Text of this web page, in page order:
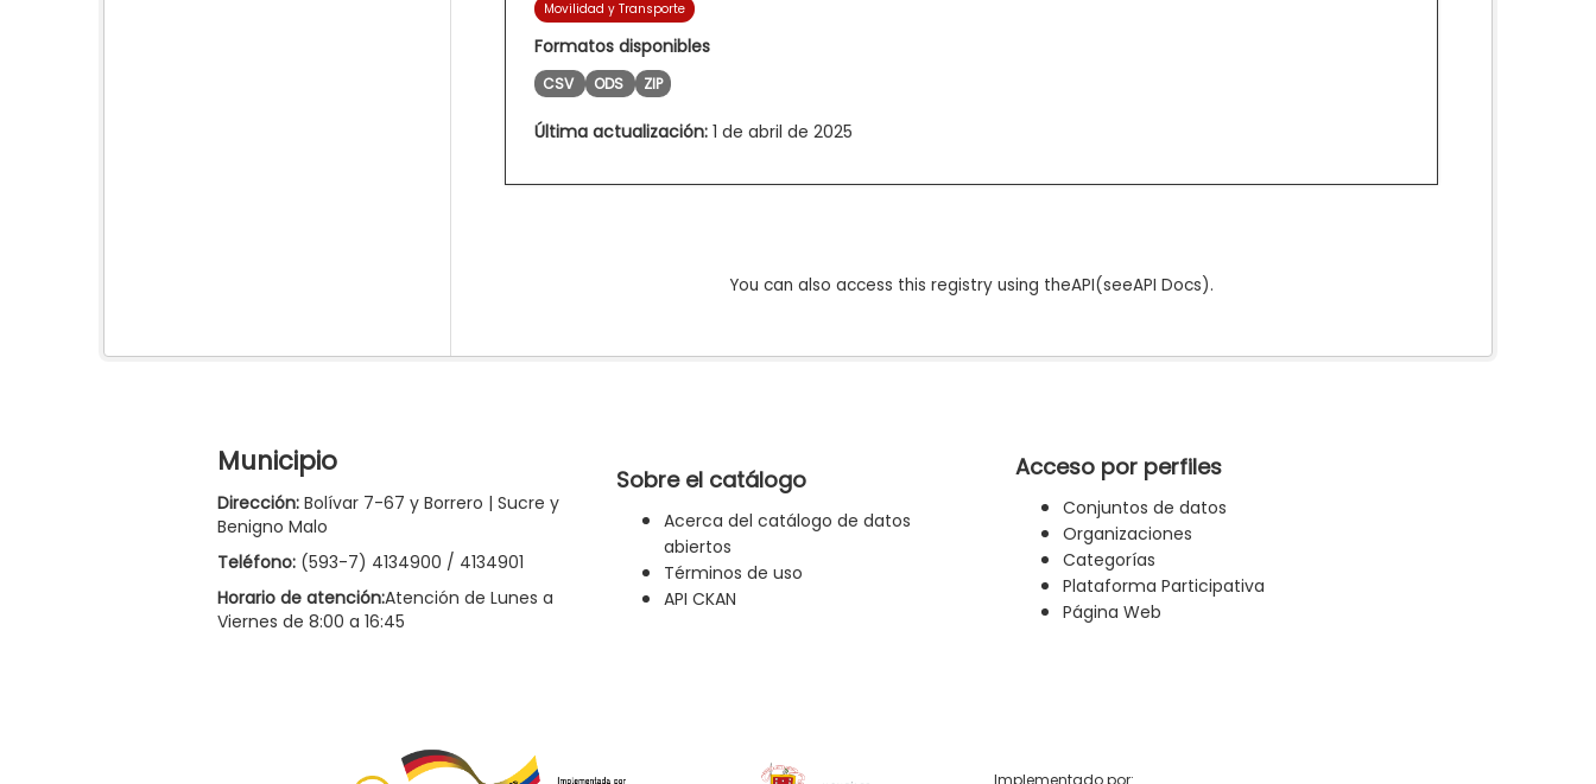
Movilidad y Transporte
Formatos disponibles
CSV ODS ZIP
Última actualización: 1 de abril de 2025
You can also access this registry using theAPI(seeAPI Docs).
Municipio
Dirección: Bolívar 7-67 y Borrero | Sucre y
Benigno Malo
Teléfono: (593-7) 4134900 / 4134901
Horario de atención:Atención de Lunes a
Viernes de 8:00 a 16:45
Sobre el catálogo
Acerca del catálogo de datos
abiertos
Términos de uso
API CKAN
Acceso por perfiles
Conjuntos de datos
Organizaciones
Categorías
Plataforma Participativa
Página Web